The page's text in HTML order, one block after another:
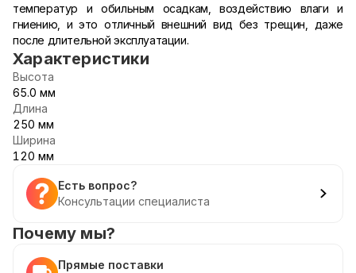
температур и обильным осадкам, воздействию влаги и
гниению, и это отличный внешний вид без трещин, даже
после длительной эксплуатации.
Характеристики
Высота
65.0 мм
Длина
250 мм
Ширина
120 мм
Есть вопрос?
Консультации специалиста
Почему мы?
Прямые поставки